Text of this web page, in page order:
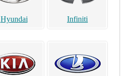
Hyundai Infiniti